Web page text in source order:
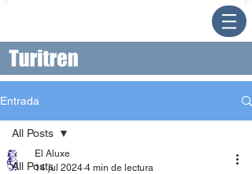
Entrada
All Posts
All Posts
El Aluxe
14 jul 2024 4 min de lectura